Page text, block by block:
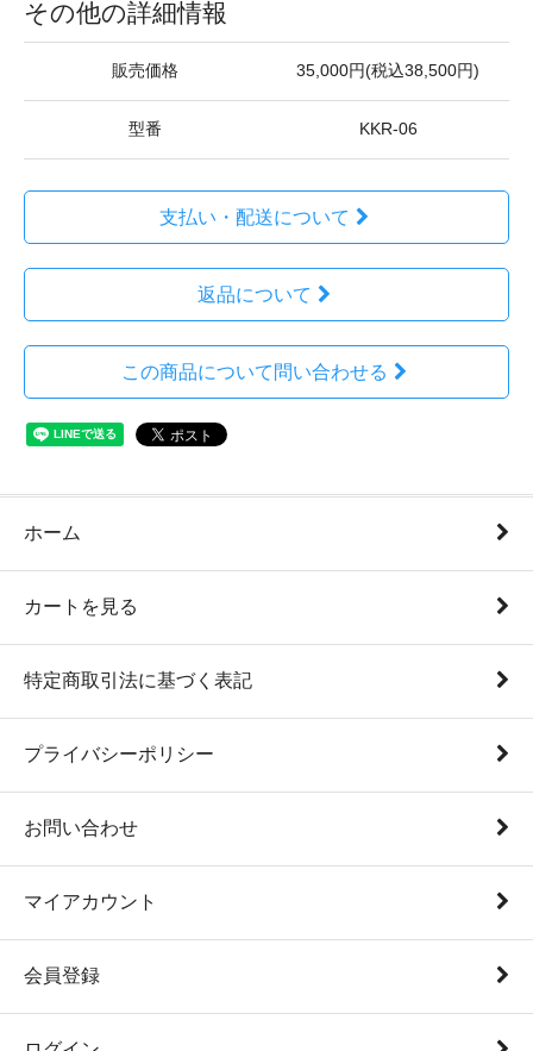
その他の詳細情報
販売価格 35,000円(税込38,500円)
型番 KKR-06
支払い・配送について
返品について
この商品について問い合わせる
ホーム
カートを見る
特定商取引法に基づく表記
プライバシーポリシー
お問い合わせ
マイアカウント
会員登録